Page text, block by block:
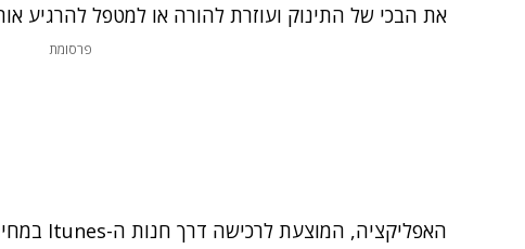
את הבכי של התינוק ועוזרת להורה או למטפל להרגיע
פרסומת